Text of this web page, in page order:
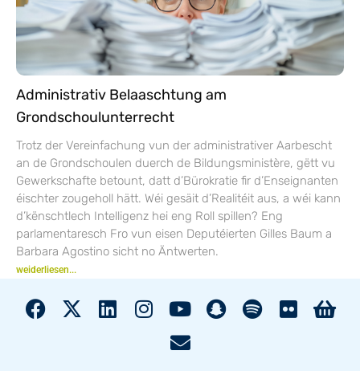
Administrativ Belaaschtung am
Grondschoulunterrecht
Trotz der Vereinfachung vun der administrativer Aarbescht
an de Grondschoulen duerch de Bildungsministère, gëtt vu
Gewerkschafte betount, datt d’Bürokratie fir d’Enseignanten
éischter zougeholl hätt. Wéi gesäit d’Realitéit aus, a wéi kann
d’kënschtlech Intelligenz hei eng Roll spillen? Eng
parlamentaresch Fro vun eisen Deputéierten Gilles Baum a
Barbara Agostino sicht no Äntwerten.
weiderliesen...